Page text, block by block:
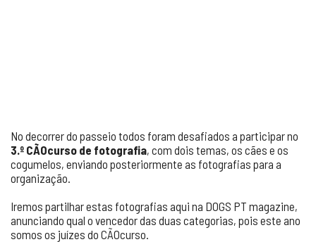
No decorrer do passeio todos foram desafiados a participar no
3.º CÃOcurso de fotografia, com dois temas, os cães e os
cogumelos, enviando posteriormente as fotografias para a
organização.
Iremos partilhar estas fotografias aqui na DOGS PT magazine,
anunciando qual o vencedor das duas categorias, pois este ano
somos os juízes do CÃOcurso.